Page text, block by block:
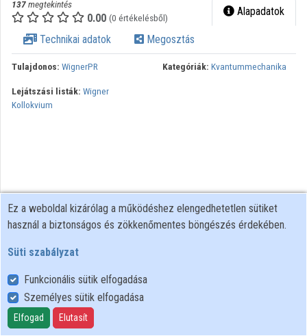
Közreműködők
137megtekintés
0.00 (0 értékelésből) Alapadatok
Technikai adatok Megosztás
Tulajdonos: WignerPR Kategóriák: Kvantummechanika
Lejátszási listák: Wigner
Kollokvium
Felhasználói szabályzat
Adatkezelési tájékoztató
Süti szabályzat
Ez a weboldal kizárólag a működéshez elengedhetetlen sütiket
használ a biztonságos és zökkenőmentes böngészés érdekében.
Süti szabályzat
Funkcionális sütik elfogadása
Személyes sütik elfogadása
Elfogad Elutasít